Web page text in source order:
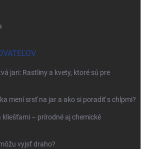
jari: Rastliny a kvety, ktoré sú pre
mení srsť na jar a ako si poradiť s chlpmi?
– prírodné aj chemické
vyjsť draho?